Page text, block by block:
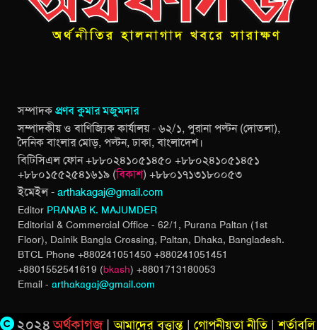
সম্পাদকপ্রণব কুমার মজুমদার
সম্পাদকীয় ও বাণিজ্যিক কার্যালয় - ৬২/১, পুরানা পল্টন (দোতলা),
দৈনিক বাংলার মোড়, পল্টন, ঢাকা, বাংলাদেশ।
বিটিসিএল ফোন +৮৮০২৪১০৫১৪৫০ +৮৮০২৪১০৫১৪৫১
+৮৮০১৫৫২৫৪১৬১৯ (বিকাশ) +৮৮০১৭১৩১৮০০৫৩
ইমেইল - arthakagaj@gmail.com
Editor PRANAB K. MAJUMDER
Editorial & Commercial Office - 62/1, Purana Paltan (1st
Floor), Dainik Bangla Crossing, Paltan, Dhaka, Bangladesh.
BTCL Phone +880241051450 +880241051451
+8801552541619 (bkash) +8801713180053
Email - arthakagaj@gmail.com
২০২৪অর্থকাগজ|আমাদের বৃত্তান্ত| গোপনীয়তা নীতি|শর্তাবলি